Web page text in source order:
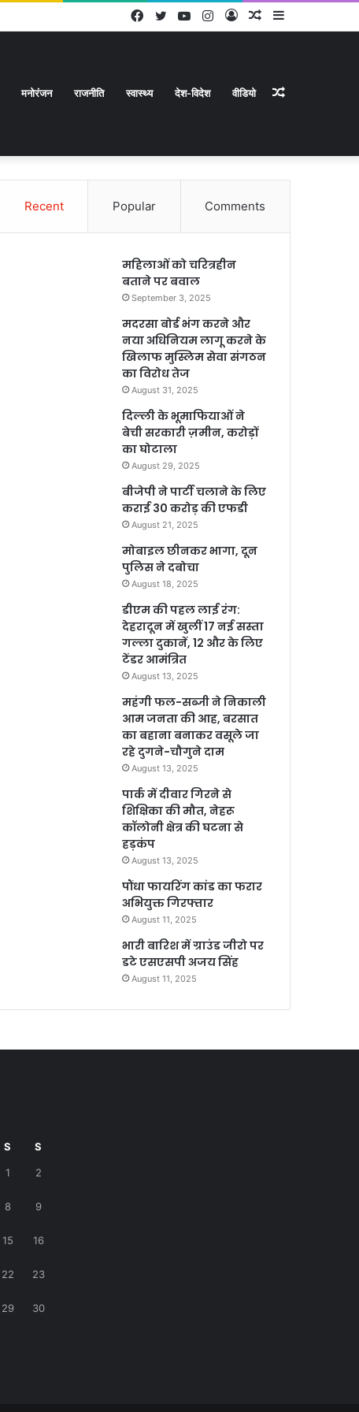
Random
Log
Instagram
YouTube
Twitter
Facebook
मनोरंजन राजनीति स्वास्थ्य देश-विदेश वीडियो
Recent Popular Comments
महिलाओं को चरित्रहीन
बताने पर बवाल
September 3, 2025
मदरसा बोर्ड भंग करने और
नया अधिनियम लागू करने के
खिलाफ मुस्लिम सेवा संगठन
का विरोध तेज
August 31, 2025
दिल्ली के भूमाफियाओं ने
बेची सरकारी ज़मीन, करोड़ों
का घोटाला
August 29, 2025
बीजेपी ने पार्टी चलाने के लिए
कराई 30 करोड़ की एफडी
August 21, 2025
मोबाइल छीनकर भागा, दून
पुलिस ने दबोचा
August 18, 2025
डीएम की पहल लाई रंग:
देहरादून में खुलीं 17 नई सस्ता
गल्ला दुकानें, 12 और के लिए
टेंडर आमंत्रित
August 13, 2025
महंगी फल-सब्जी ने निकाली
आम जनता की आह, बरसात
का बहाना बनाकर वसूले जा
रहे दुगने-चौगुने दाम
August 13, 2025
पार्क में दीवार गिरने से
शिक्षिका की मौत, नेहरू
कॉलोनी क्षेत्र की घटना से
हड़कंप
August 13, 2025
पौंधा फायरिंग कांड का फरार
अभियुक्त गिरफ्तार
August 11, 2025
भारी बारिश में ग्राउंड जीरो पर
डटे एसएसपी अजय सिंह
August 11, 2025
S S
1 2
8 9
15 16
22 23
29 30